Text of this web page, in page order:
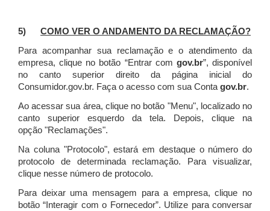
5) COMO VER O ANDAMENTO DA RECLAMAÇÃO?
Para acompanhar sua reclamação e o atendimento da
empresa, clique no botão “Entrar com gov.br”, disponível
no canto superior direito da página inicial do
Consumidor.gov.br. Faça o acesso com sua Contagov.br.
Ao acessar sua área, clique no botão "Menu", localizado no
canto superior esquerdo da tela. Depois, clique na
opção "Reclamações".
Na coluna "Protocolo", estará em destaque o número do
protocolo de determinada reclamação. Para visualizar,
clique nesse número de protocolo.
Para deixar uma mensagem para a empresa, clique no
botão “Interagir com o Fornecedor”. Utilize para conversar